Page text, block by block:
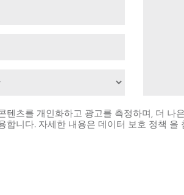
텐츠를 개인화하고 광고를 측정하며, 더 나
합니다. 자세한 내용은 데이터 보호 정책 을